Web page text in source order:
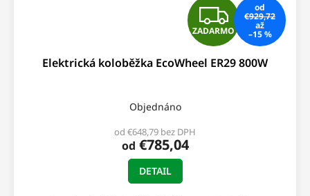
Z
A
D
ZADARMO
od
€929,72
až
–15 %
Elektrická koloběžka EcoWheel ER29 800W
Objednáno
od €648,79 bez DPH
od €785,04
DETAIL